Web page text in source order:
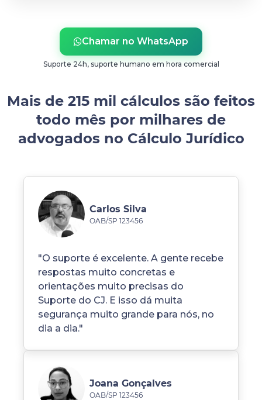
Chamar no WhatsApp
Suporte 24h, suporte humano em hora comercial
Mais de 215 mil cálculos são feitos
todo mês por milhares de
advogados no Cálculo Jurídico
Carlos Silva
OAB/SP 123456
"O suporte é excelente. A gente recebe
respostas muito concretas e
orientações muito precisas do
Suporte do CJ. E isso dá muita
segurança muito grande para nós, no
dia a dia."
Joana Gonçalves
OAB/SP 123456